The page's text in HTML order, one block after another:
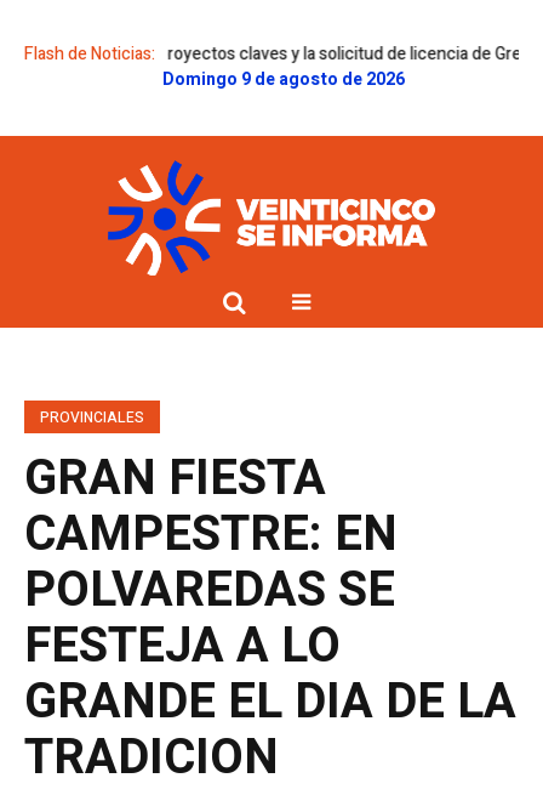
Flash de Noticias:
sobre proyectos claves y la solicitud de licencia de Gregorini
Domingo 9 de agosto de 2026
PROVINCIALES
GRAN FIESTA
CAMPESTRE: EN
POLVAREDAS SE
FESTEJA A LO
GRANDE EL DIA DE LA
TRADICION